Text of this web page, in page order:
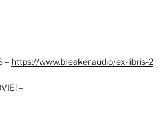
– https://www.breaker.audio/ex-libris-2
–